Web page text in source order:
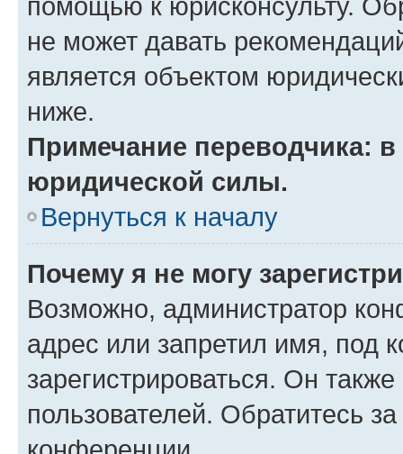
не может давать
является объектом
ниже.
Примечание переводчика:
юридической силы.
Вернуться к началу
Почему я не могу
Возможно, администратор
адрес или запретил имя, под
зарегистрироваться. Он
пользователей. Обратитесь